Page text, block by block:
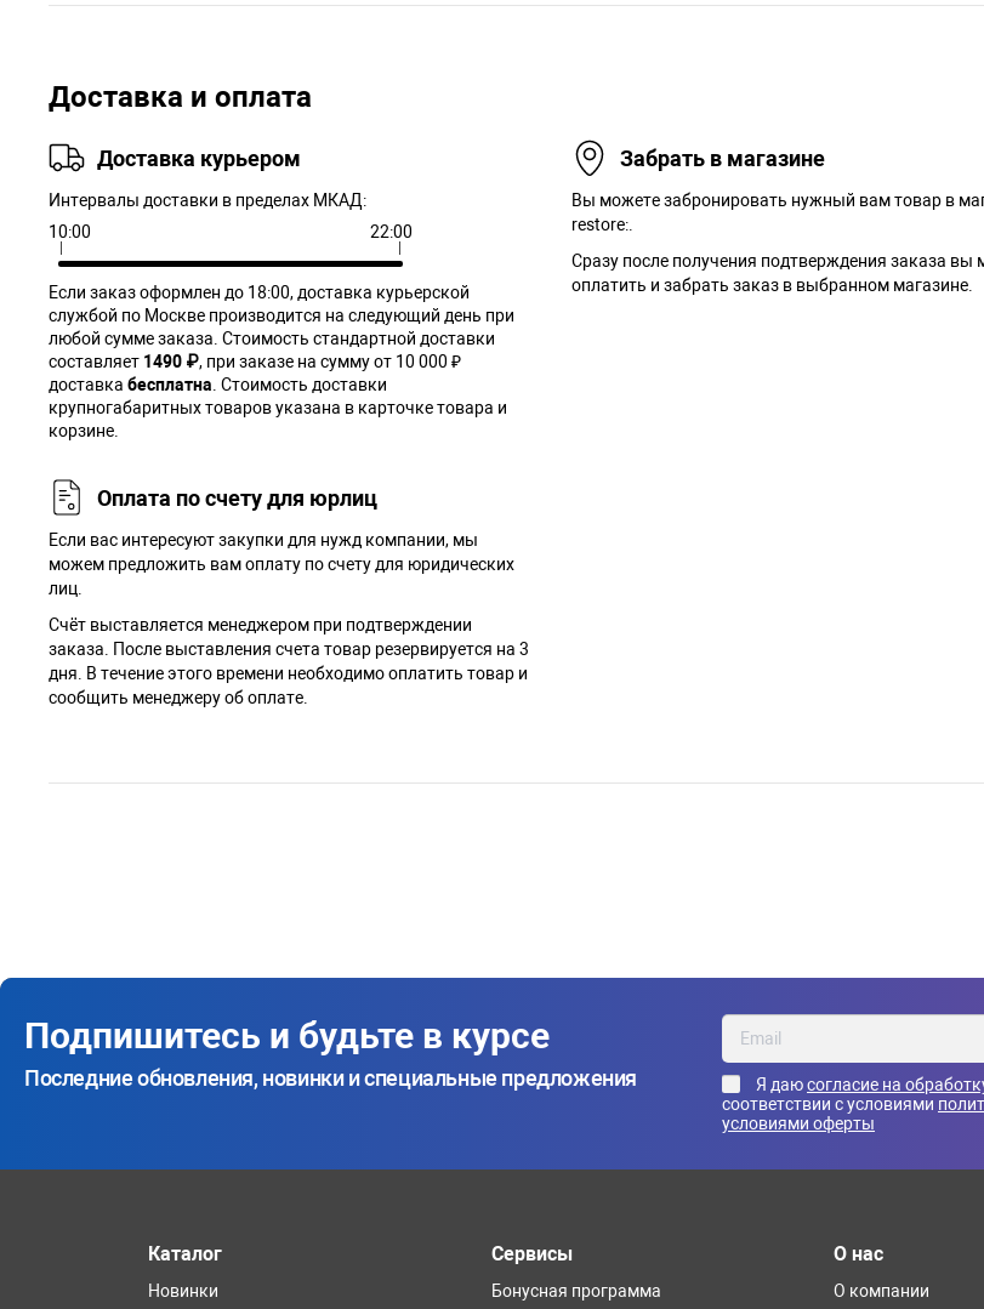
Доставка и оплата
Доставка курьером
Интервалы доставки в пределах МКАД:
10:00
22:00
Если заказ оформлен до 18:00, доставка курьерской
службой по Москве производится на следующий день при
любой сумме заказа. Cтоимость стандартной доставки
составляет 1490 ₽, при заказе на сумму от 10 000 ₽
доставка бесплатна. Стоимость доставки
крупногабаритных товаров указана в карточке товара и
корзине.
Забрать в магазине
Вы можете забронировать нужный вам товар в
restore:.
Сразу после получения подтверждения заказа вы
оплатить и забрать заказ в выбранном магазине.
Оплата по счету для юрлиц
Если вас интересуют закупки для нужд компании, мы
можем предложить вам оплату по счету для юридических
лиц.
Счёт выставляется менеджером при подтверждении
заказа. После выставления счета товар резервируется на 3
дня. В течение этого времени необходимо оплатить товар и
сообщить менеджеру об оплате.
Подпишитесь и будьте в курсе
Последние обновления, новинки и специальные предложения Я даюсогласие на
соответствии с условиями
условиями оферты
Каталог
Новинки
Сервисы
Бонусная программа
О нас
О компании